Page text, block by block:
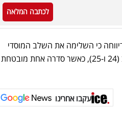
לכתבה המלאה
בה מכהן עופר נמרודי כמנכ"ל מעל ל-20 שנה, דיווחה כי השלימה את השלב המוסדי
של הנפקת איגרות חוב. החברה מנפיקה 2 סדרות חדשות של איגרות חוב (24 ו-25), כאשר סדרה אחת מובטחת
עקבו אחרינו